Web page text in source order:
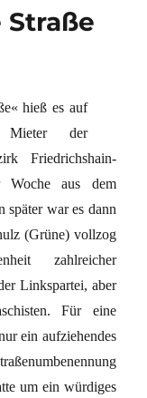
Straße
hieß es auf
Mieter der
Friedrichshain-
Woche aus dem
später war es dann
(Grüne) vollzog
zahlreicher
Linkspartei, aber
Für eine
ein aufziehendes
um ein würdiges